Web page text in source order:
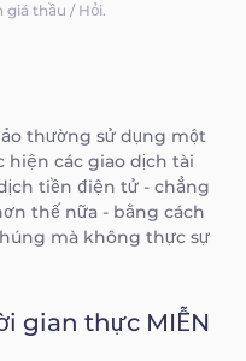
thường sử dụng một
các giao dịch tài
tiền điện tử - chẳng
thế nữa - bằng cách
mà không thực sự
gian thực MIỄN
giá thầu / Hỏi.